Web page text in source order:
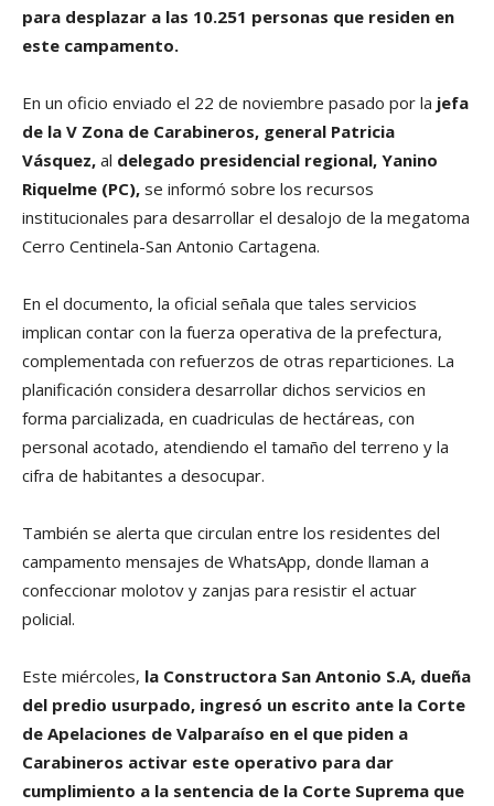
para desplazar a las 10.251 personas que residen en
este campamento.
En un oficio enviado el 22 de noviembre pasado por la jefa
de la V Zona de Carabineros, general Patricia
Vásquez, al delegado presidencial regional, Yanino
Riquelme (PC), se informó sobre los recursos
institucionales para desarrollar el desalojo de la megatoma
Cerro Centinela-San Antonio Cartagena.
En el documento, la oficial señala que tales servicios
implican contar con la fuerza operativa de la prefectura,
complementada con refuerzos de otras reparticiones. La
planificación considera desarrollar dichos servicios en
forma parcializada, en cuadriculas de hectáreas, con
personal acotado, atendiendo el tamaño del terreno y la
cifra de habitantes a desocupar.
También se alerta que circulan entre los residentes del
campamento mensajes de WhatsApp, donde llaman a
confeccionar molotov y zanjas para resistir el actuar
policial.
Este miércoles, la Constructora San Antonio S.A, dueña
del predio usurpado, ingresó un escrito ante la Corte
de Apelaciones de Valparaíso en el que piden a
Carabineros activar este operativo para dar
cumplimiento a la sentencia de la Corte Suprema que